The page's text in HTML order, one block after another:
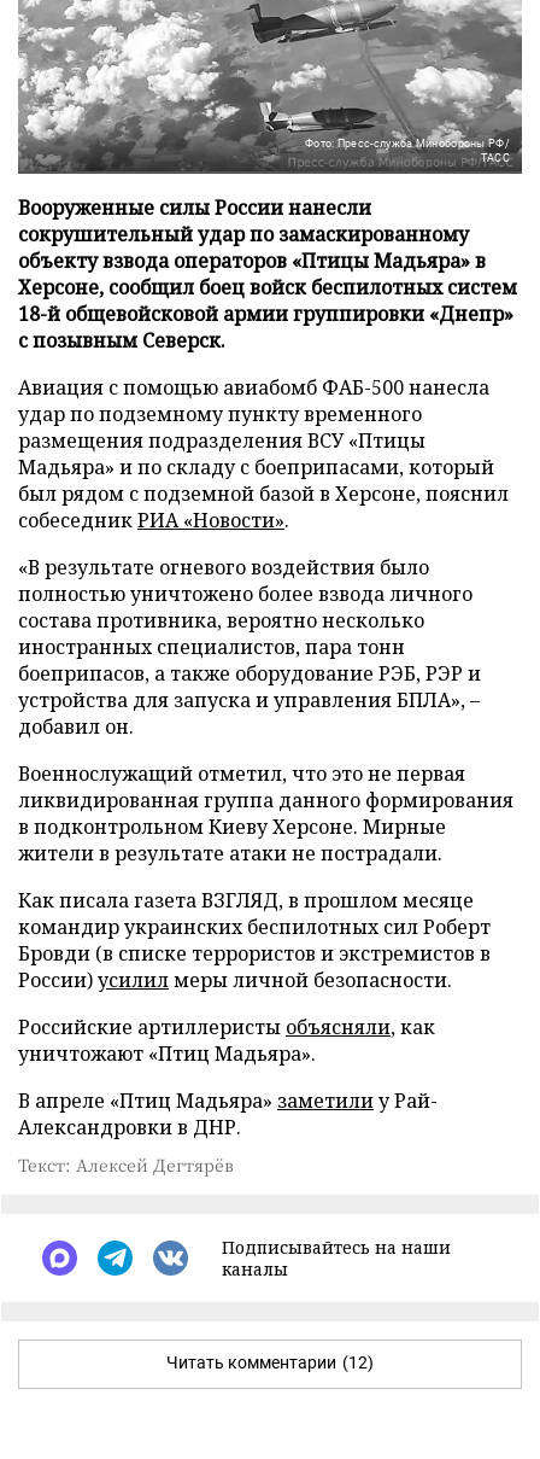
Фото: Пресс-служба Минобороны РФ/
ТАСС
Вооруженные силы России нанесли
сокрушительный удар по замаскированному
объекту взвода операторов «Птицы Мадьяра» в
Херсоне, сообщил боец войск беспилотных систем
18-й общевойсковой армии группировки «Днепр»
с позывным Северск.
Авиация с помощью авиабомб ФАБ-500 нанесла
удар по подземному пункту временного
размещения подразделения ВСУ «Птицы
Мадьяра» и по складу с боеприпасами, который
был рядом с подземной базой в Херсоне, пояснил
собеседникРИА «Новости».
«В результате огневого воздействия было
полностью уничтожено более взвода личного
состава противника, вероятно несколько
иностранных специалистов, пара тонн
боеприпасов, а также оборудование РЭБ, РЭР и
устройства для запуска и управления БПЛА», –
добавил он.
Военнослужащий отметил, что это не первая
ликвидированная группа данного формирования
в подконтрольном Киеву Херсоне. Мирные
жители в результате атаки не пострадали.
Как писала газета ВЗГЛЯД, в прошлом месяце
командир украинских беспилотных сил Роберт
Бровди (в списке террористов и экстремистов в
России)усилилмеры личной безопасности.
Российские артиллеристы объясняли, как
уничтожают «Птиц Мадьяра».
В апреле «Птиц Мадьяра» заметилиу Рай-
Александровки в ДНР.
Текст: Алексей Дегтярёв
Подписывайтесь на наши
каналы
Читать комментарии (12)